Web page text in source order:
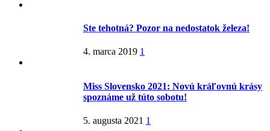
Ste tehotná? Pozor na nedostatok železa!
4. marca 2019 1
Miss Slovensko 2021: Novú kráľovnú krásy
spoznáme už túto sobotu!
5. augusta 2021 1